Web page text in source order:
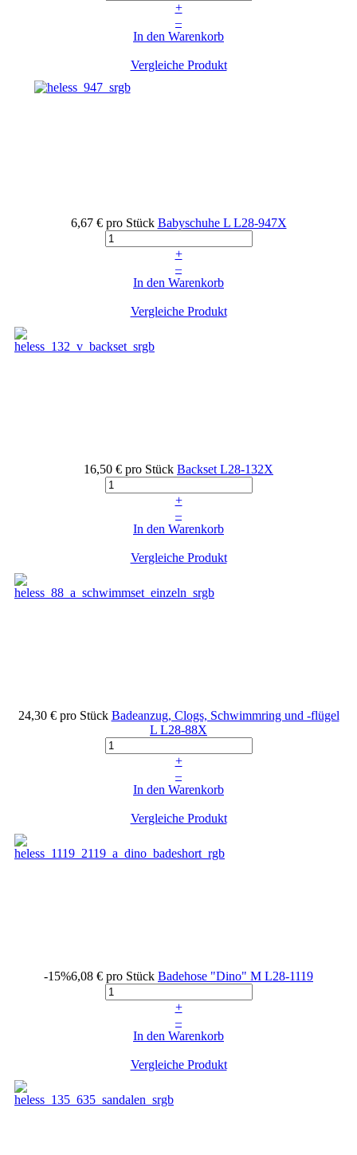
+
–
In den Warenkorb
Vergleiche Produkt
6,67 € pro Stück Babyschuhe L L28-947X
+
–
In den Warenkorb
Vergleiche Produkt
16,50 € pro Stück BacksetL28-132X
+
–
In den Warenkorb
Vergleiche Produkt
24,30 € pro Stück Badeanzug, Clogs, Schwimmring und -flügel
L L28-88X
+
–
In den Warenkorb
Vergleiche Produkt
-15%6,08 € pro Stück Badehose "Dino" M L28-1119
+
–
In den Warenkorb
Vergleiche Produkt